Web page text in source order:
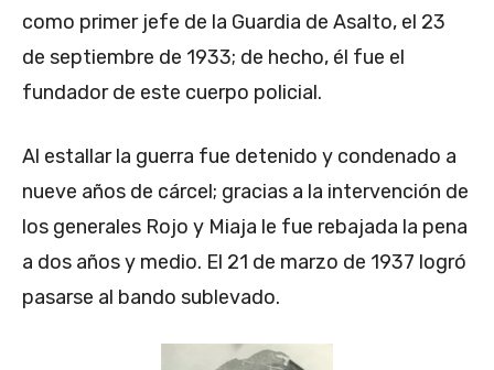
como primer jefe de la Guardia de Asalto, el 23
de septiembre de 1933; de hecho, él fue el
fundador de este cuerpo policial.
Al estallar la guerra fue detenido y condenado a
nueve años de cárcel; gracias a la intervención de
los generales Rojo y Miaja le fue rebajada la pena
a dos años y medio. El 21 de marzo de 1937 logró
pasarse al bando sublevado.